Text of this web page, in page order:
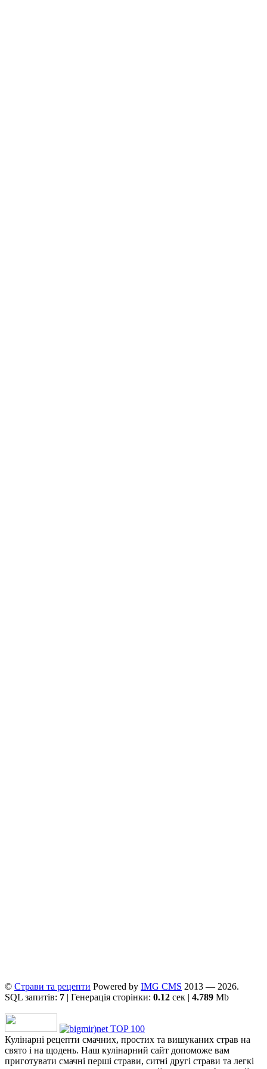
© Страви та рецепти Powered by ІMG CMS 2013 — 2026.
SQL запитів: 7 | Генерація сторінки: 0.12 сек | 4.789 Mb
Кулінарні рецепти смачних, простих та вишуканих страв на
свято і на щодень. Наш кулінарний сайт допоможе вам
приготувати смачні перші страви, ситні другі страви та легкі